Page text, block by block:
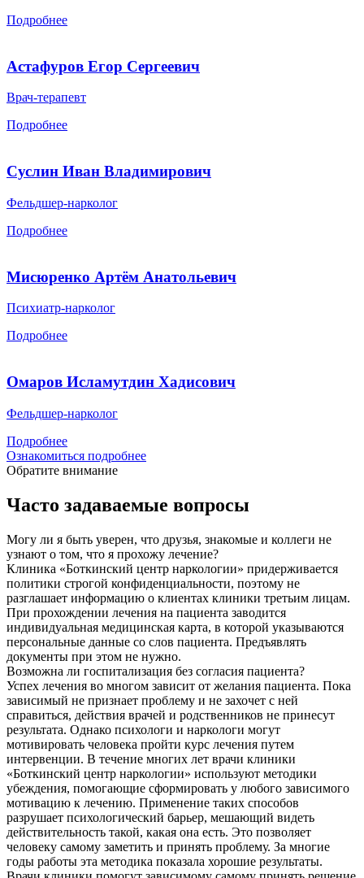
Подробнее
Астафуров Егор Сергеевич
Врач-терапевт
Подробнее
Суслин Иван Владимирович
Фельдшер-нарколог
Подробнее
Мисюренко Артём Анатольевич
Психиатр-нарколог
Подробнее
Омаров Исламутдин Хадисович
Фельдшер-нарколог
Подробнее
Ознакомиться подробнее
Обратите внимание
Часто задаваемые вопросы
Могу ли я быть уверен, что друзья, знакомые и коллеги не
узнают о том, что я прохожу лечение?
Клиника «Боткинский центр наркологии» придерживается
политики строгой конфиденциальности, поэтому не
разглашает информацию о клиентах клиники третьим лицам.
При прохождении лечения на пациента заводится
индивидуальная медицинская карта, в которой указываются
персональные данные со слов пациента. Предъявлять
документы при этом не нужно.
Возможна ли госпитализация без согласия пациента?
Успех лечения во многом зависит от желания пациента. Пока
зависимый не признает проблему и не захочет с ней
справиться, действия врачей и родственников не принесут
результата. Однако психологи и наркологи могут
мотивировать человека пройти курс лечения путем
интервенции. В течение многих лет врачи клиники
«Боткинский центр наркологии» используют методики
убеждения, помогающие сформировать у любого зависимого
мотивацию к лечению. Применение таких способов
разрушает психологический барьер, мешающий видеть
действительность такой, какая она есть. Это позволяет
человеку самому заметить и принять проблему. За многие
годы работы эта методика показала хорошие результаты.